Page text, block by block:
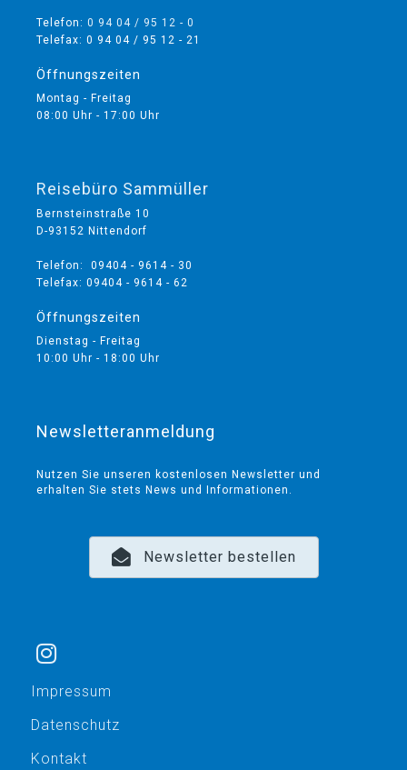
Telefon: 0 94 04 / 95 12 - 0
Telefax: 0 94 04 / 95 12 - 21
Öffnungszeiten
Montag - Freitag
08:00 Uhr - 17:00 Uhr
Reisebüro Sammüller
Bernsteinstraße 10
D-93152 Nittendorf
Telefon: 09404 - 9614 - 30
Telefax: 09404 - 9614 - 62
Öffnungszeiten
Dienstag - Freitag
10:00 Uhr - 18:00 Uhr
Newsletteranmeldung
Nutzen Sie unseren kostenlosen Newsletter und
erhalten Sie stets News und Informationen.
Newsletter bestellen
Impressum
Datenschutz
Kontakt